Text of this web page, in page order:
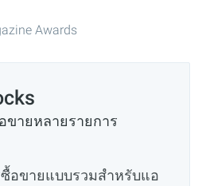
Awards
ายหลายรายการ
อขายแบบรวมสำหรับแอ